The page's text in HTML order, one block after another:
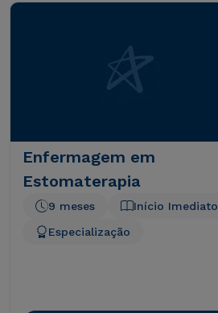
Enfermagem em
Estomaterapia
Início Imediato
9 meses
Especialização